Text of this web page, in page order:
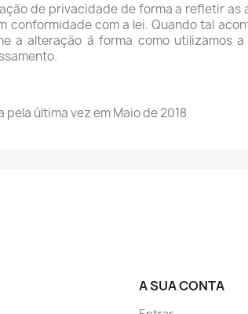
de privacidade de forma a refletir
com a lei. Quando tal
a alteração à forma como utilizamos
última vez em Maio de 2018
A SUA CONTA